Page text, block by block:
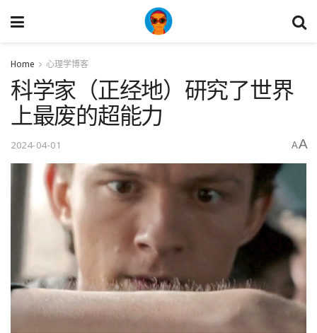
Home 心理学博客
科学家（正经地）研究了世界
上最废的超能力
2024-04-01 AA